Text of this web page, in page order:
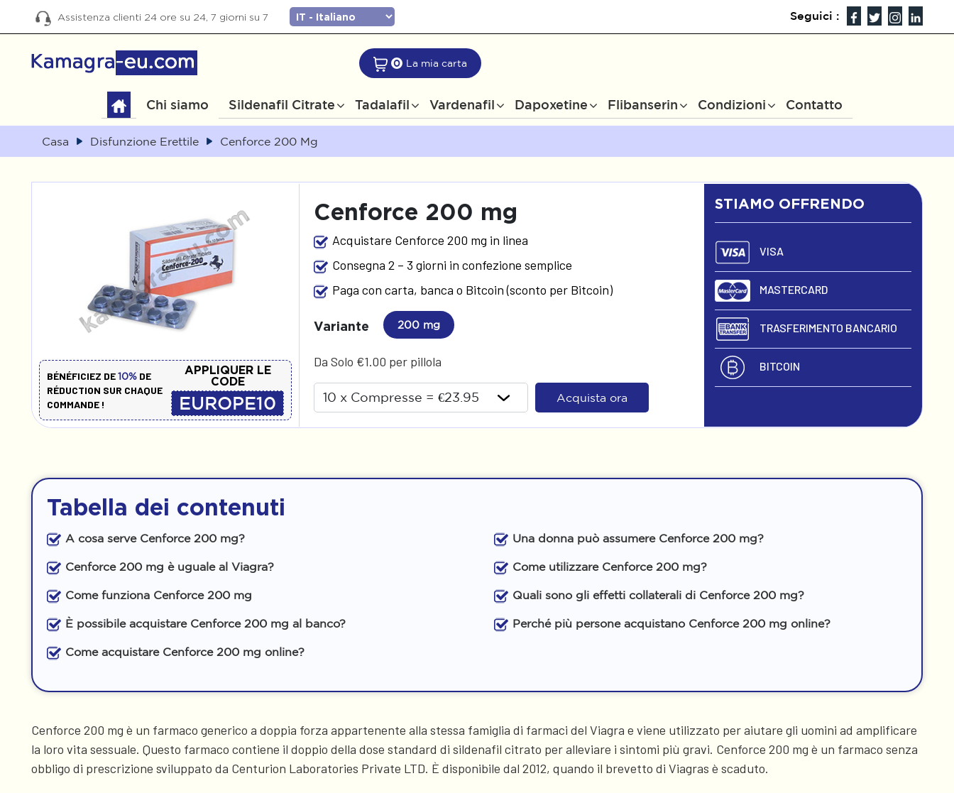
Assistenza clienti 24 ore su 24, 7 giorni su 7 Seguici :
0 La mia carta
Chi siamo Sildenafil Citrate Tadalafil Vardenafil Dapoxetine Flibanserin Condizioni Contatto
Casa Disfunzione Erettile Cenforce 200 Mg
BÉNÉFICIEZ DE10% DE
RÉDUCTION SUR CHAQUE
COMMANDE !
APPLIQUER LE
CODE
EUROPE10
Cenforce 200 mg
Acquistare Cenforce 200 mg in linea
Consegna 2 – 3 giorni in confezione semplice
Paga con carta, banca o Bitcoin (sconto per Bitcoin)
Variante 200 mg
Da Solo €1.00 per pillola
Acquista ora
STIAMO OFFRENDO
VISA
MASTERCARD
TRASFERIMENTO BANCARIO
BITCOIN
Tabella dei contenuti
A cosa serve Cenforce 200 mg? Una donna può assumere Cenforce 200 mg?
Cenforce 200 mg è uguale al Viagra? Come utilizzare Cenforce 200 mg?
Come funziona Cenforce 200 mg Quali sono gli effetti collaterali di Cenforce 200 mg?
È possibile acquistare Cenforce 200 mg al banco? Perché più persone acquistano Cenforce 200 mg online?
Come acquistare Cenforce 200 mg online?
Cenforce 200 mg è un farmaco generico a doppia forza appartenente alla stessa famiglia di farmaci del Viagra e viene utilizzato per aiutare gli uomini ad amplificare
la loro vita sessuale. Questo farmaco contiene il doppio della dose standard di sildenafil citrato per alleviare i sintomi più gravi. Cenforce 200 mg è un farmaco senza
obbligo di prescrizione sviluppato da Centurion Laboratories Private LTD. È disponibile dal 2012, quando il brevetto di Viagras è scaduto.